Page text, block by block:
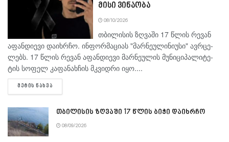
მისი ვინაობა
08/10/2026
თბი­ლი­სის ზღვა­ში 17 წლის რე­ვან
აფან­დი­ე­ვი და­იხ­რჩო. ინ­ფორ­მა­ცი­ას "მარ­ნე­უ­ლი­ნი­უ­სი" ავ­რცე­
ლებს. 17 წლის რე­ვან აფან­დი­ე­ვი მარ­ნე­უ­ლის მუ­ნი­ცი­პა­ლი­ტე­
ტის სო­ფელ კა­ფა­ნახ­ჩის მკვიდ­რი იყო....
ᲛᲔᲢᲘᲡ ᲜᲐᲮᲕᲐ
თბილისის ზღვაში 17 წლის ბიჭი დაიხრჩო
08/09/2026